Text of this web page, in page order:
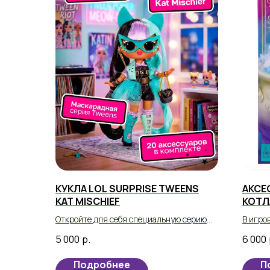
КУКЛА LOL SURPRISE TWEENS
KAT MISCHIEF
Откройте для себя специальную серию
серия, которая всех удивит.
5 000 р.
Подробнее
В
6 000